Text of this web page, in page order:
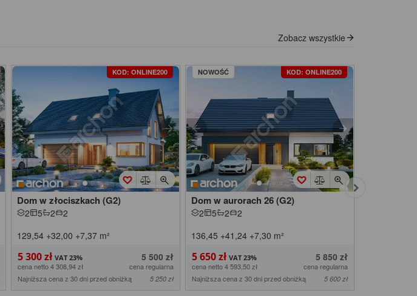
Zobacz wszystkie
KOD: ONLINE200
Dom w złociszkach (G2)
2 5 2
2
129,54 +32,00 +7,37 m²
5 300 zł 5 500 zł
cena netto 4 308,94 zł
cena regularna
Najniższa cena z 30 dni przed obniżką
5 250 zł
NOWOŚĆ KOD: ONLINE200
Dom w aurorach 26 (G2)
2 5 2
2
136,45 +41,24 +7,30 m²
5 650 zł 5 850 zł
cena netto 4 593,50 zł
cena regularna
Najniższa cena z 30 dni przed obniżką
5 600 zł